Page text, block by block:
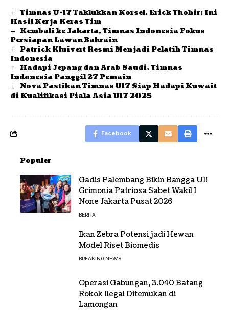
Timnas U-17 Taklukkan Korsel, Erick Thohir: Ini
Hasil Kerja Keras Tim
Kembali ke Jakarta, Timnas Indonesia Fokus
Persiapan Lawan Bahrain
Patrick Kluivert Resmi Menjadi Pelatih Timnas
Indonesia
Hadapi Jepang dan Arab Saudi, Timnas
Indonesia Panggil 27 Pemain
Nova Pastikan Timnas U17 Siap Hadapi Kuwait
di Kualifikasi Piala Asia U17 2025
Facebook
Populer
Gadis Palembang Bikin Bangga UI!
Grimonia Patriosa Sabet Wakil I
None Jakarta Pusat 2026
BERITA
Ikan Zebra Potensi jadi Hewan
Model Riset Biomedis
BREAKING NEWS
Operasi Gabungan, 3.040 Batang
Rokok Ilegal Ditemukan di
Lamongan